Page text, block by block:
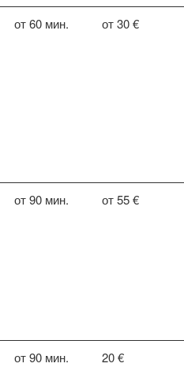
от 60 мин. от 30 €
от 90 мин. от 55 €
от 90 мин. 20 €